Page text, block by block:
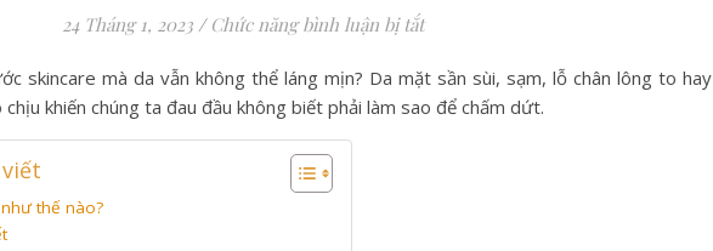
24 Tháng 1, 2023 / Chức năng bình luận bị tắtở Da sần sùi, thô, ráp phải làm sao?
skincare mà da vẫn không thể láng mịn? Da mặt sần sùi, sạm, lỗ chân lông to hay
khiến chúng ta đau đầu không biết phải làm sao để chấm dứt.
thế nào?